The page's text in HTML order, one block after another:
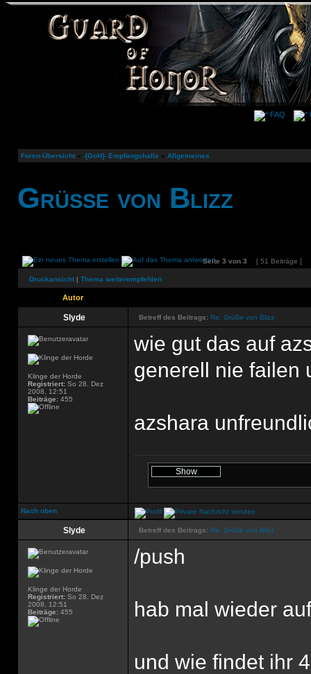
FAQ
Foren-Übersicht » -[GoH]- Empfangshalle » Allgemeines
Grüße von Blizz
Seite 3 von 3 [ 51 Beiträge ]
Druckansicht | Thema weiterempfehlen
Autor
Slyde Betreff des Beitrags: Re: Grüße von Blizz
Klinge der Horde
Registriert: So 28. Dez
2008, 12:51
Beiträge: 455
wie gut das auf
generell nie failen
azshara
Nach oben
Slyde Betreff des Beitrags: Re: Grüße von Blizz
Klinge der Horde
Registriert: So 28. Dez
2008, 12:51
Beiträge: 455
/push
hab mal wieder
und wie findet ihr